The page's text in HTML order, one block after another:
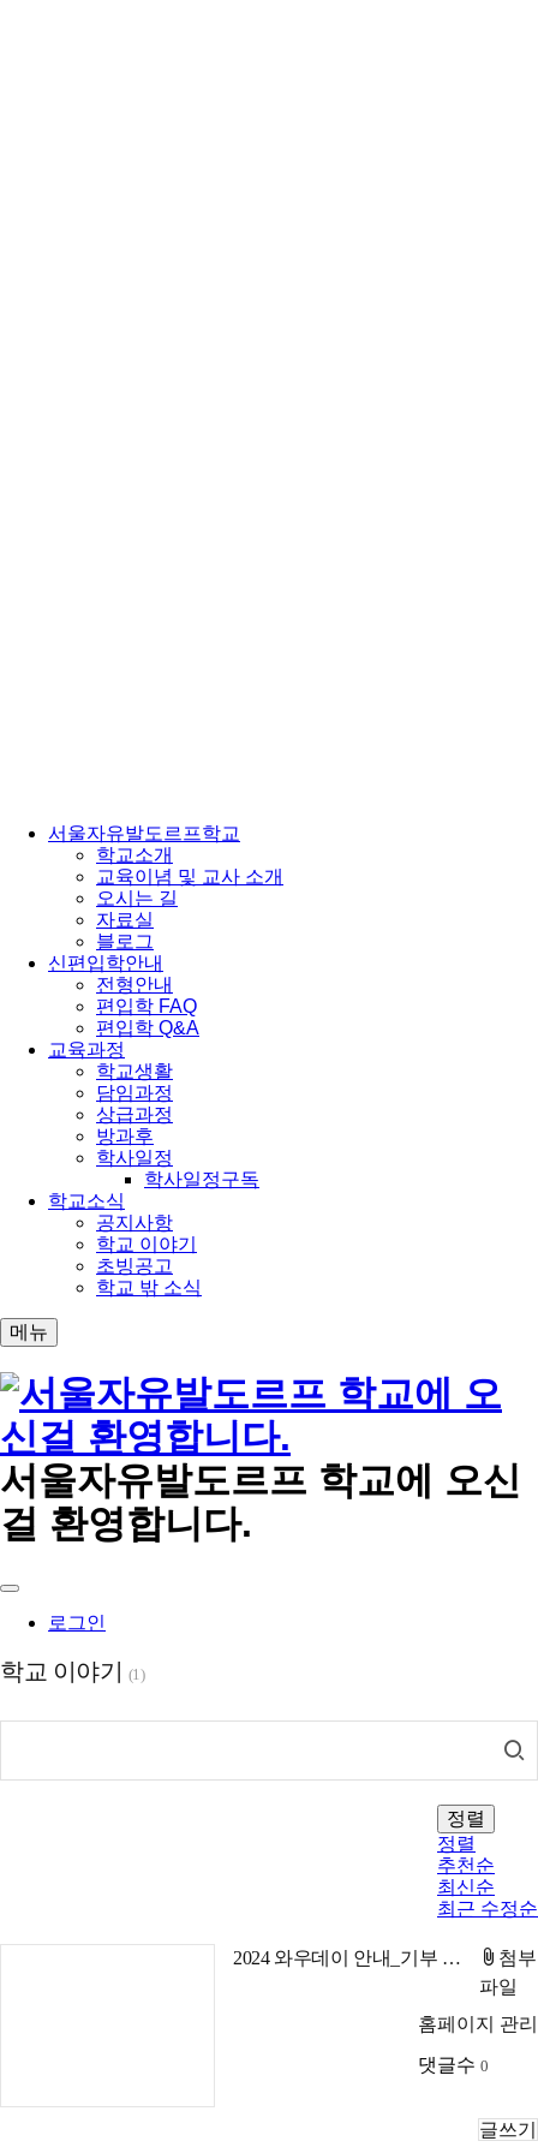
서울자유발도르프학교
학교소개
교육이념 및 교사 소개
오시는 길
자료실
블로그
신편입학안내
전형안내
편입학 FAQ
편입학 Q&A
교육과정
학교생활
담임과정
상급과정
방과후
학사일정
학사일정구독
학교소식
공지사항
학교 이야기
초빙공고
학교 밖 소식
메뉴
서울자유발도르프 학교에 오신
걸 환영합니다.
로그인
학교 이야기 (1)
정렬
정렬
추천순
최신순
최근 수정순
2024 와우데이 안내_기부 마라톤 후원 신청하세요
첨부
파일
홈페이지 관리
댓글수 0
글쓰기